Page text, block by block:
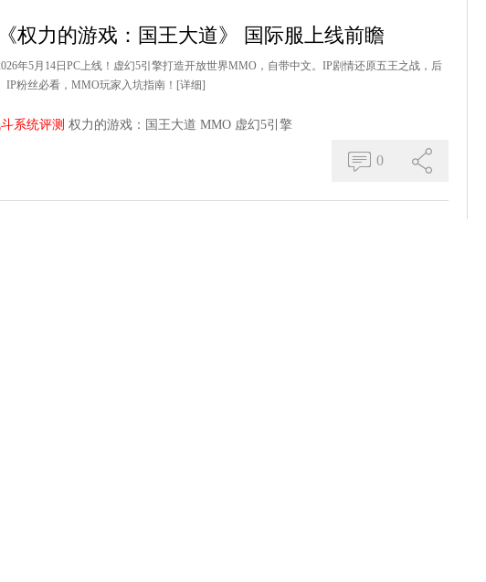
权力的游戏：国王大道》 国际服上线前瞻
年5月14日PC上线！虚幻5引擎打造开放世界MMO，自带中文。IP剧情还原五王之战，后
粉丝必看，MMO玩家入坑指南！ [详细]
系统评测 权力的游戏：国王大道 MMO 虚幻5引擎
0